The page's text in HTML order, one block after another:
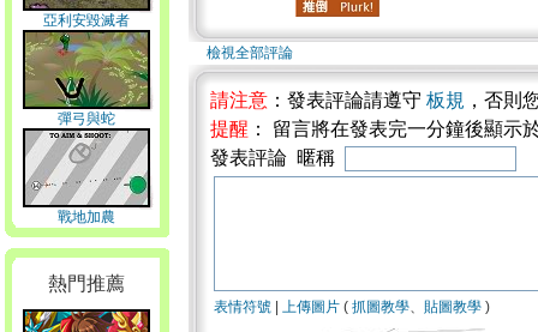
亞利安毀滅者
彈弓與蛇
戰地加農
熱門推薦
檢視全部評論
請注意 ：發表評論請遵守 板規 ，否則
提醒 ： 留言將在發表完一分鐘後顯示
發表評論 暱稱
表情符號 上傳圖片 ( 抓圖教學、 貼圖教學 )